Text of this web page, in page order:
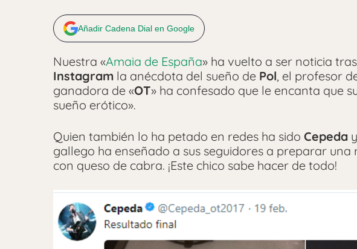
Añadir Cadena Dial en Google
Nuestra «Amaia de España» ha vuelto a ser noticia
Instagram la anécdota del sueño de Pol, el profesor
ganadora de «OT» ha confesado que le encanta que
sueño erótico».
Quien también lo ha petado en redes ha sido Cepeda
gallego ha enseñado a sus seguidores a preparar una
con queso de cabra. ¡Este chico sabe hacer de todo!